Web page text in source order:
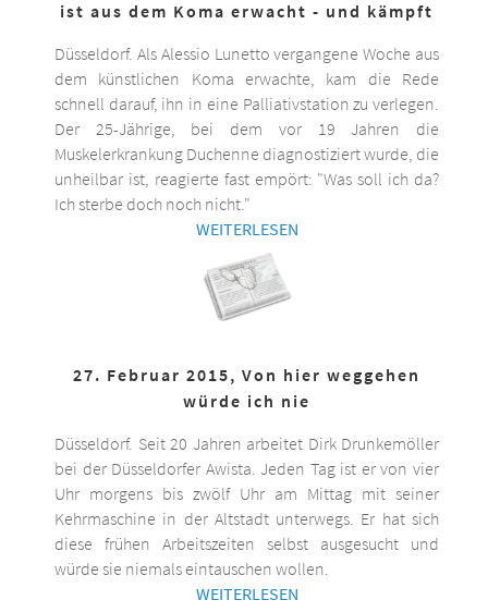
ist aus dem Koma erwacht - und kämpft
Düsseldorf. Als Alessio Lunetto vergangene Woche aus
dem künstlichen Koma erwachte, kam die Rede
schnell darauf, ihn in eine Palliativstation zu verlegen.
Der 25-Jährige, bei dem vor 19 Jahren die
Muskelerkrankung Duchenne diagnostiziert wurde, die
unheilbar ist, reagierte fast empört: "Was soll ich da?
Ich sterbe doch noch nicht."
WEITERLESEN
27. Februar 2015, Von hier weggehen
würde ich nie
Düsseldorf. Seit 20 Jahren arbeitet Dirk Drunkemöller
bei der Düsseldorfer Awista. Jeden Tag ist er von vier
Uhr morgens bis zwölf Uhr am Mittag mit seiner
Kehrmaschine in der Altstadt unterwegs. Er hat sich
diese frühen Arbeitszeiten selbst ausgesucht und
würde sie niemals eintauschen wollen.
WEITERLESEN